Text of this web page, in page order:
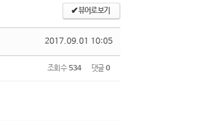
✔뷰어로 보기
2017.09.01 10:05
조회 수534 댓글0